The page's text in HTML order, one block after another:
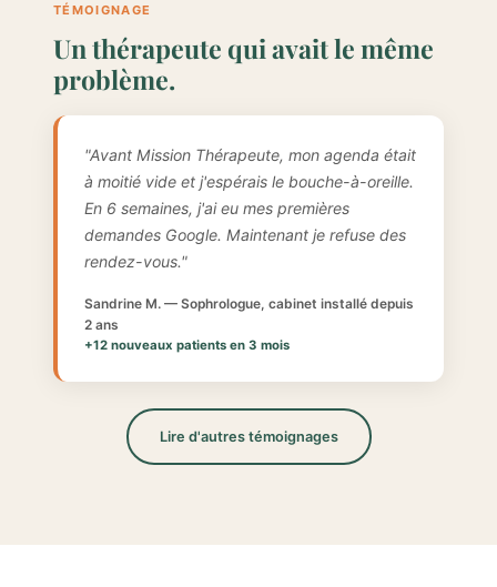
TÉMOIGNAGE
Un thérapeute qui avait le même
problème.
"Avant Mission Thérapeute, mon agenda était
à moitié vide et j'espérais le bouche-à-oreille.
En 6 semaines, j'ai eu mes premières
demandes Google. Maintenant je refuse des
rendez-vous."
Sandrine M. — Sophrologue, cabinet installé depuis
2 ans
+12 nouveaux patients en 3 mois
Lire d'autres témoignages